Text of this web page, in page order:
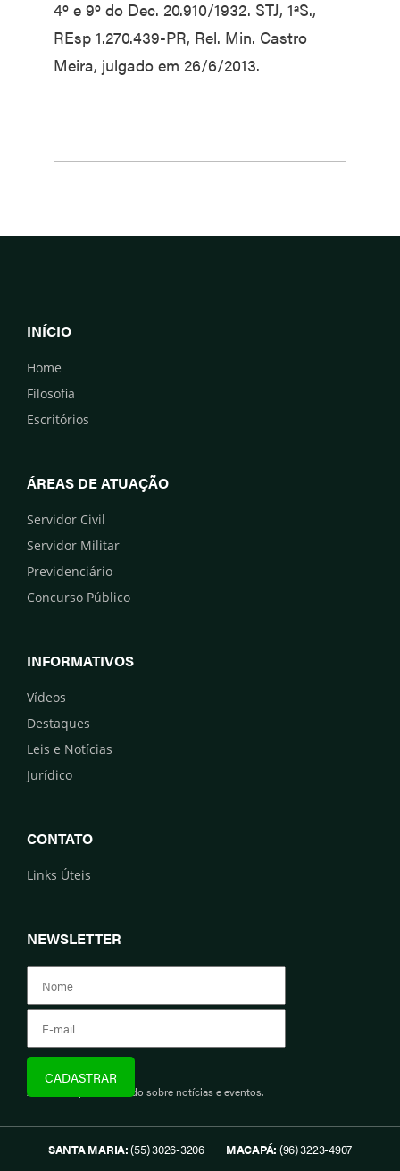
4º e 9º do Dec. 20.910/1932. STJ, 1ªS.,
REsp 1.270.439-PR, Rel. Min. Castro
Meira, julgado em 26/6/2013.
INÍCIO
Home
Filosofia
Escritórios
ÁREAS DE ATUAÇÃO
Servidor Civil
Servidor Militar
Previdenciário
Concurso Público
INFORMATIVOS
Vídeos
Destaques
Leis e Notícias
Jurídico
CONTATO
Links Úteis
NEWSLETTER
Assine e fique informado sobre notícias e eventos.
SANTA MARIA:(55) 3026-3206 MACAPÁ: (96) 3223-4907